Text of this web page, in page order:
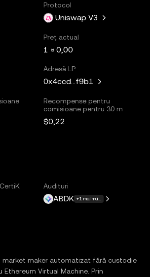
Protocol
Uniswap V3
Preț actual
1 ≈ 0,00
Adresă LP
0x4ccd...f9b1
Recompense pentru
comisioane pentru 30 m
$0,22
Audituri
ABDK +1 mai multe
market maker automatizat fără custodie
Virtual Machine. Prin